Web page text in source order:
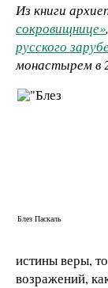
Из книги
сокровищнице»
русского
монастырем в
Блез Паскаль
истины веры,
возражений,